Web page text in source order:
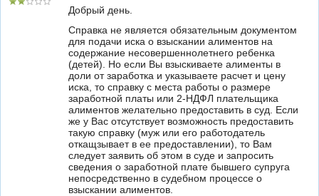
Добрый день.
Справка не является обязательным документом
для подачи иска о взыскании алиментов на
содержание несовершеннолетнего ребенка
(детей). Но если Вы взыскиваете алименты в
доли от заработка и указываете расчет и цену
иска, то справку с места работы о размере
заработной платы или 2-НДФЛ плательщика
алиментов желательно предоставить в суд. Если
же у Вас отсутствует возможность предоставить
такую справку (муж или его работодатель
откащзывает в ее предоставлении), то Вам
следует заявить об этом в суде и запросить
сведения о заработной плате бывшего супруга
непосредственно в судебном процессе о
взыскании алиментов.